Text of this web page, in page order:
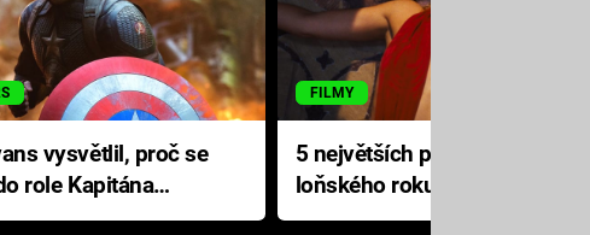
vysvětlil, proč se
role Kapitána
FILMY
5 největších propadáků
loňského roku: Disney na
jediné katastrofě prodělal 200